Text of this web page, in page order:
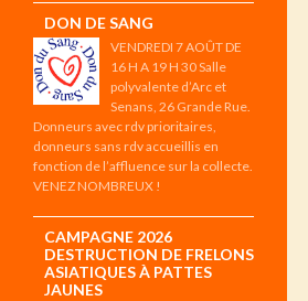
DON DE SANG
VENDREDI 7 AOÛT DE
16 H A 19 H 30 Salle
polyvalente d’Arc et
Senans, 26 Grande Rue.
Donneurs avec rdv prioritaires,
donneurs sans rdv accueillis en
fonction de l’affluence sur la collecte.
VENEZ NOMBREUX !
CAMPAGNE 2026
DESTRUCTION DE FRELONS
ASIATIQUES À PATTES
JAUNES